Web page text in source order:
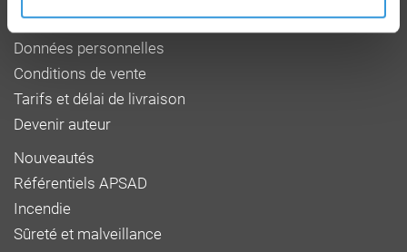
Mentions légales
Données personnelles
Conditions de vente
Tarifs et délai de livraison
Devenir auteur
Nouveautés
Référentiels APSAD
Incendie
Sûreté et malveillance